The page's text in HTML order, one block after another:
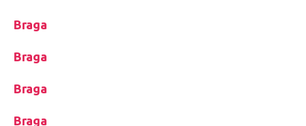
Braga
Braga
Braga
Braga